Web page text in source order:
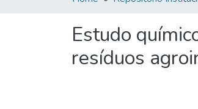
Estudo
resíduos